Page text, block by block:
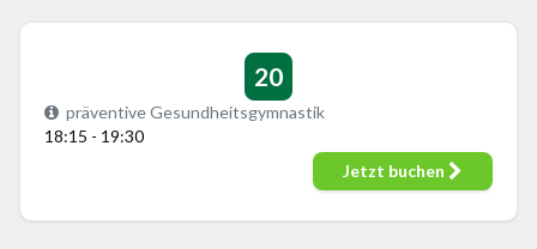
20
präventive Gesundheitsgymnastik
18:15 - 19:30
Jetzt buchen